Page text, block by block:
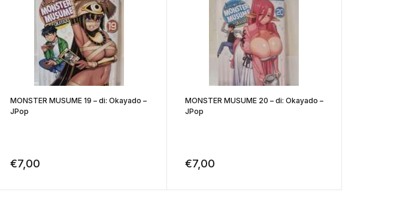
MONSTER MUSUME 19 – di: Okayado –
JPop
€7,00
MONSTER MUSUME 20 – di: Okayado –
JPop
€7,00